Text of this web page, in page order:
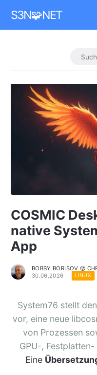
S3N🧩NET
COSMIC
native
App
BOBBY BORISOV 😛
30.06.2026
LINUX
System76 stellt
vor, eine neue
von Prozessen
GPU-,
Eine